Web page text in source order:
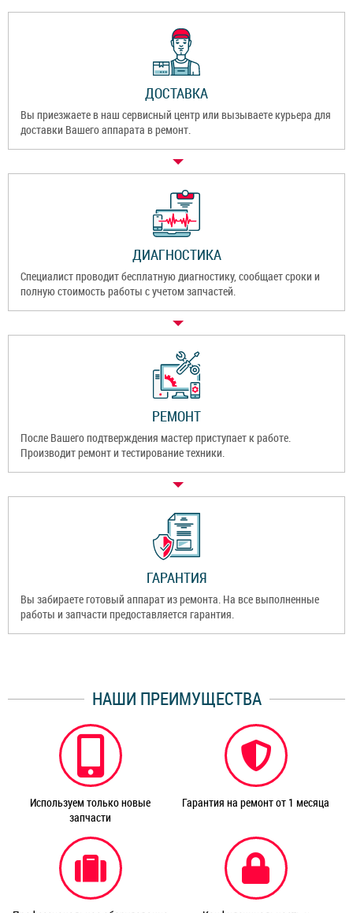
ДОСТАВКА
Вы приезжаете в наш сервисный центр или вызываете курьера для
доставки Вашего аппарата в ремонт.
ДИАГНОСТИКА
Специалист проводит бесплатную диагностику, сообщает сроки и
полную стоимость работы с учетом запчастей.
РЕМОНТ
После Вашего подтверждения мастер приступает к работе.
Производит ремонт и тестирование техники.
ГАРАНТИЯ
Вы забираете готовый аппарат из ремонта. На все выполненные
работы и запчасти предоставляется гарантия.
НАШИ ПРЕИМУЩЕСТВА
Используем только новые
запчасти
Гарантия на ремонт от 1 месяца